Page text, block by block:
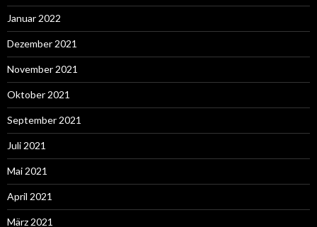
Januar 2022
Dezember 2021
November 2021
Oktober 2021
September 2021
Juli 2021
Mai 2021
April 2021
März 2021